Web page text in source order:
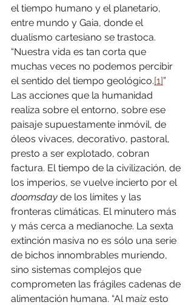
el tiempo humano y el planetario,
entre mundo y Gaia, donde el
dualismo cartesiano se trastoca.
“Nuestra vida es tan corta que
muchas veces no podemos percibir
el sentido del tiempo geológico.[1]”
Las acciones que la humanidad
realiza sobre el entorno, sobre ese
paisaje supuestamente inmóvil, de
óleos vivaces, decorativo, pastoral,
presto a ser explotado, cobran
factura. El tiempo de la civilización, de
los imperios, se vuelve incierto por el
doomsday de los límites y las
fronteras climáticas. El minutero más
y más cerca a medianoche. La sexta
extinción masiva no es sólo una serie
de bichos innombrables muriendo,
sino sistemas complejos que
comprometen las frágiles cadenas de
alimentación humana. “Al maíz esto